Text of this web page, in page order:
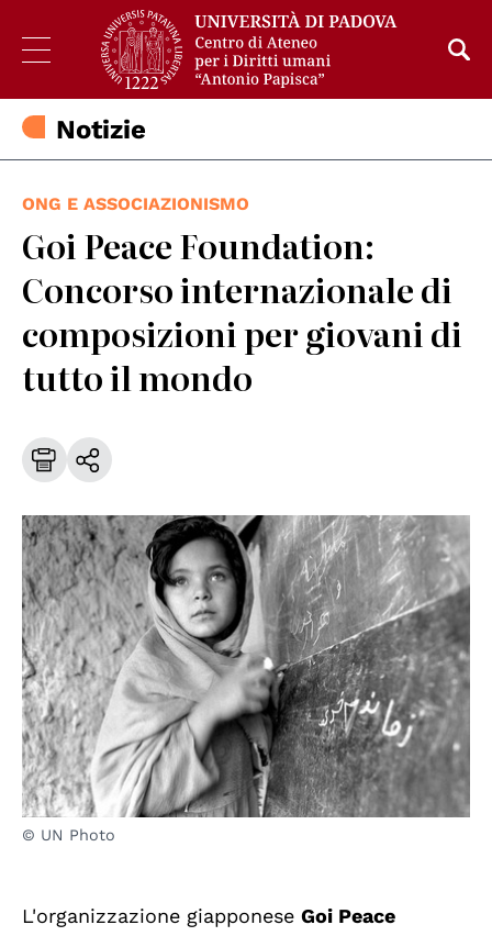
Notizie
ONG E ASSOCIAZIONISMO
Goi Peace Foundation:
Concorso internazionale di
composizioni per giovani di
tutto il mondo
© UN Photo
L'organizzazione giapponese Goi Peace